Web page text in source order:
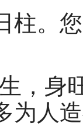
柱。
，身
为人